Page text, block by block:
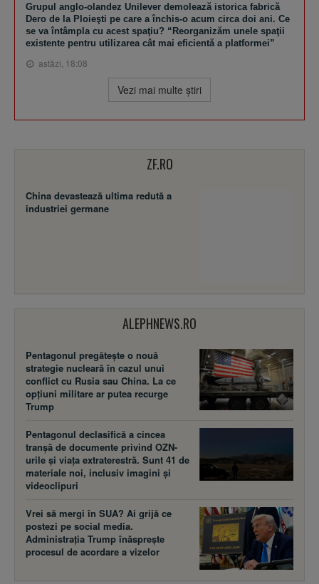
Grupul anglo-olandez Unilever demolează istorica fabrică
Dero de la Ploieşti pe care a închis-o acum circa doi ani. Ce
se va întâmpla cu acest spaţiu? “Reorganizăm unele spaţii
existente pentru utilizarea cât mai eficientă a platformei”
astăzi, 18:08
Vezi mai multe ştiri
ZF.RO
China devastează ultima redută a
industriei germane
ALEPHNEWS.RO
Pentagonul pregătește o nouă
strategie nucleară în cazul unui
conflict cu Rusia sau China. La ce
opțiuni militare ar putea recurge
Trump
Pentagonul declasifică a cincea
tranșă de documente privind OZN-
urile și viața extraterestră. Sunt 41 de
materiale noi, inclusiv imagini și
videoclipuri
Vrei să mergi în SUA? Ai grijă ce
postezi pe social media.
Administrația Trump înăsprește
procesul de acordare a vizelor